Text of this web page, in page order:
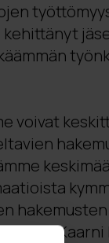
voivat
Jusa